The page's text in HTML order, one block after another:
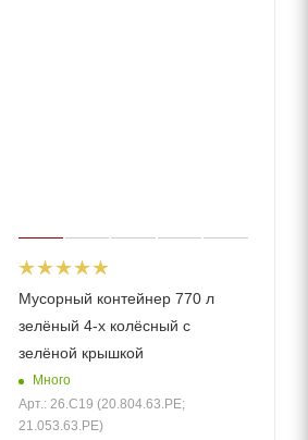
Мусорный контейнер 770 л
зелёный 4-х колёсный с
зелёной крышкой
Много
Арт.: 26.C19 (20.804.63.PE;
21.053.63.PE)